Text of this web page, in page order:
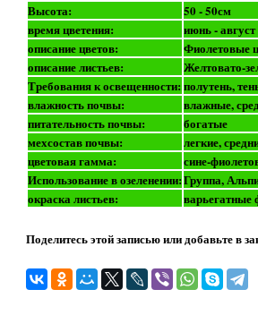
Высота:
50 - 50см
время цветения:
июнь - август
описание цветов:
Фиолетовые
описание листьев:
Желтовато-
Требования к освещенности: полутень,
влажность почвы:
влажные,
питательность почвы:
богатые
мехсостав почвы:
легкие,
цветовая гамма:
сине-
Использование в озеленении:Группа,
окраска листьев:
Поделитесь этой записью или добавьте в